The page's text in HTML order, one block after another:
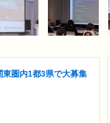
圏内1都3県で大募集